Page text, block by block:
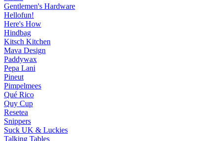
Gentlemen's Hardware
Hellofun!
Here's How
Hindbag
Kitsch Kitchen
Mava Design
Paddywax
Pepa Lani
Pineut
Pimpelmees
Qué Rico
Quy Cup
Resetea
Snippers
Suck UK & Luckies
Talking Tables